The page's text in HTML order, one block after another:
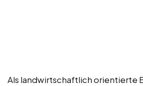
Als landwirtschaftlich orientierte